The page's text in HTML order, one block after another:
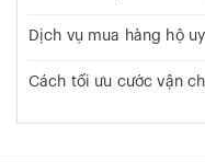
Dịch vụ mua hàng hộ
Cách tối ưu cước vận